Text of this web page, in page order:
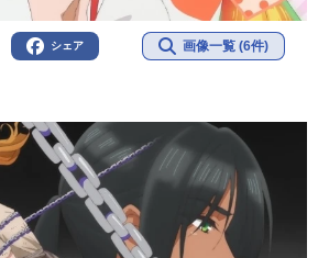
シェア 画像一覧 (6件)